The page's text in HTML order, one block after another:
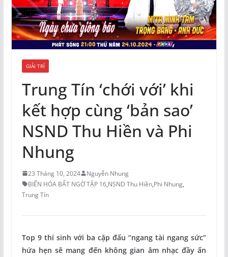
GIẢI TRÍ
Trung Tín ‘chới với’ khi
kết hợp cùng ‘bản sao’
NSND Thu Hiền và Phi
Nhung
23 Tháng 10, 2024
Nguyễn Nhung
BIẾN HÓA BẤT NGỜ TẬP 16,NSND Thu Hiền,Phi Nhung,
Trung Tín
Top 9 thí sinh với ba cặp đấu “ngang tài ngang sức”
hứa hẹn sẽ mang đến không gian âm nhạc đầy ấn